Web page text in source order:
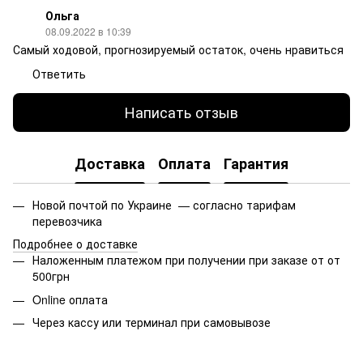
Ольга
08.09.2022 в 10:39
Самый ходовой, прогнозируемый остаток, очень нравиться
Ответить
Написать отзыв
Доставка Оплата Гарантия
Новой почтой по Украине — согласно тарифам
перевозчика
Подробнее о доставке
Наложенным платежом при получении при заказе от от
500грн
Online оплата
Через кассу или терминал при самовывозе